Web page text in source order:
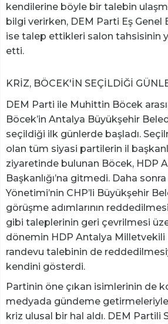
kendilerine böyle bir talebin
bilgi verirken, DEM Parti Eş Genel
ise talep ettikleri salon tahsisinin
etti.
KRİZ, BÖCEK'İN SEÇİLDİĞİ
DEM Parti ile Muhittin Böcek
Böcek’in Antalya Büyükşehir
seçildiği ilk günlerde başladı.
olan tüm siyasi partilerin il
ziyaretinde bulunan Böcek, HDP
Başkanlığı’na gitmedi. Daha
Yönetimi’nin CHP’li Büyükşehir
görüşme adımlarının
gibi taleplerinin geri çevrilmesi
dönemin HDP Antalya Milletvekili
randevu talebinin de
kendini gösterdi.
Partinin öne çıkan isimlerinin de
medyada gündeme
kriz ulusal bir hal aldı. DEM Partili